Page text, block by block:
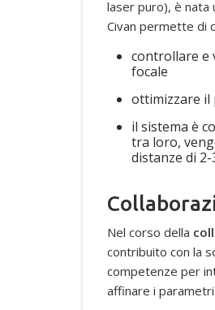
laser puro), è nata
Civan permette di
controllare e
focale
ottimizzare il
il sistema è
tra loro,
distanze di
Nel corso della
contribuito con la
competenze per
affinare i